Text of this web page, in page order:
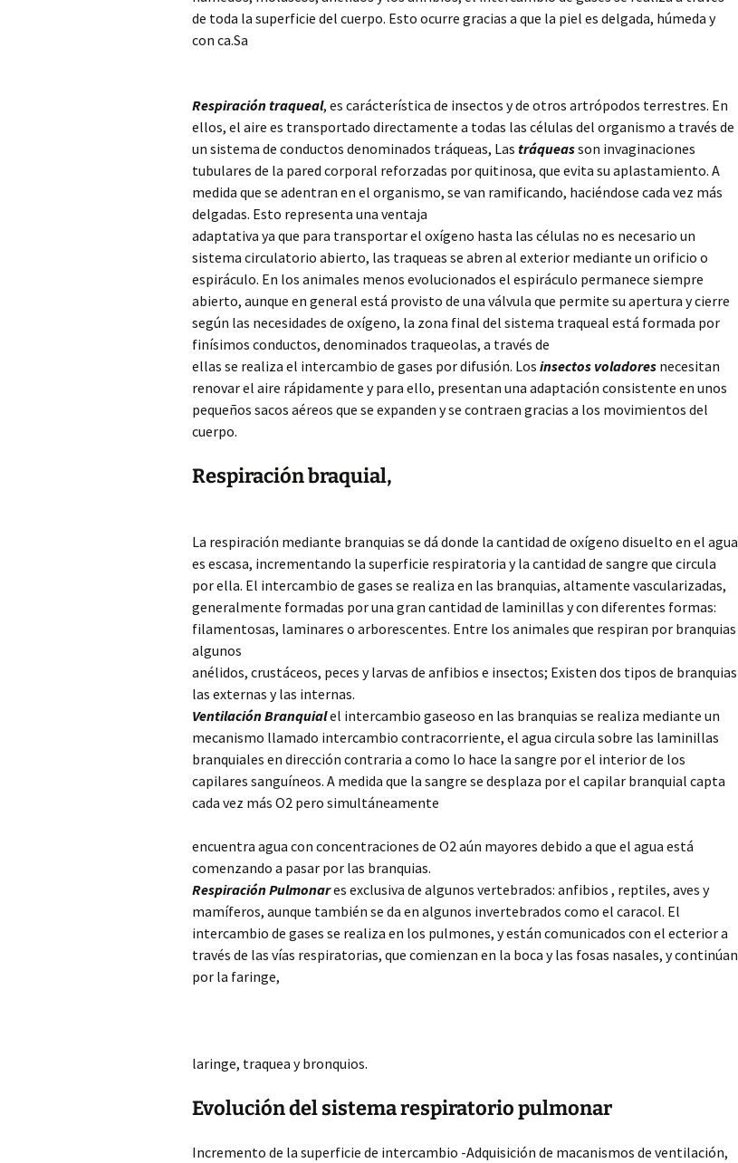
de toda la superficie del cuerpo. Esto ocurre gracias a que la piel es delgada, húmeda y
con ca.Sa
Respiración traqueal, es carácterística de insectos y de otros artrópodos terrestres. En
ellos, el aire es transportado directamente a todas las células del organismo a través de
un sistema de conductos denominados tráqueas, Las tráqueasson invaginaciones
tubulares de la pared corporal reforzadas por quitinosa, que evita su aplastamiento. A
medida que se adentran en el organismo, se van ramificando, haciéndose cada vez más
delgadas. Esto representa una ventaja
adaptativa ya que para transportar el oxígeno hasta las células no es necesario un
sistema circulatorio abierto, las traqueas se abren al exterior mediante un orificio o
espiráculo. En los animales menos evolucionados el espiráculo permanece siempre
abierto, aunque en general está provisto de una válvula que permite su apertura y cierre
según las necesidades de oxígeno, la zona final del sistema traqueal está formada por
finísimos conductos, denominados traqueolas, a través de
ellas se realiza el intercambio de gases por difusión. Los insectos voladores necesitan
renovar el aire rápidamente y para ello, presentan una adaptación consistente en unos
pequeños sacos aéreos que se expanden y se contraen gracias a los movimientos del
cuerpo.
Respiración braquial,
La respiración mediante branquias se dá donde la cantidad de oxígeno disuelto en el agua
es escasa, incrementando la superficie respiratoria y la cantidad de sangre que circula
por ella. El intercambio de gases se realiza en las branquias, altamente vascularizadas,
generalmente formadas por una gran cantidad de laminillas y con diferentes formas:
filamentosas, laminares o arborescentes. Entre los animales que respiran por branquias
algunos
anélidos, crustáceos, peces y larvas de anfibios e insectos; Existen dos tipos de branquias
las externas y las internas.
Ventilación Branquialel intercambio gaseoso en las branquias se realiza mediante un
mecanismo llamado intercambio contracorriente, el agua circula sobre las laminillas
branquiales en dirección contraria a como lo hace la sangre por el interior de los
capilares sanguíneos. A medida que la sangre se desplaza por el capilar branquial capta
cada vez más O2 pero simultáneamente
encuentra agua con concentraciones de O2 aún mayores debido a que el agua está
comenzando a pasar por las branquias.
Respiración Pulmonares exclusiva de algunos vertebrados: anfibios , reptiles, aves y
mamíferos, aunque también se da en algunos invertebrados como el caracol. El
intercambio de gases se realiza en los pulmones, y están comunicados con el ecterior a
través de las vías respiratorias, que comienzan en la boca y las fosas nasales, y continúan
por la faringe,
laringe, traquea y bronquios.
Evolución del sistema respiratorio pulmonar
Incremento de la superficie de intercambio -Adquisición de macanismos de ventilación,